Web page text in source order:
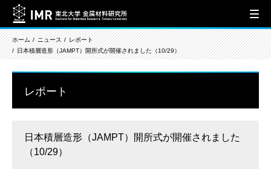
ホーム ニュース
レポート
日本積層造形（JAMPT）開所式が開催されました（10/29）
レポート
日本積層造形（JAMPT）開所式が開催されました
（10/29）